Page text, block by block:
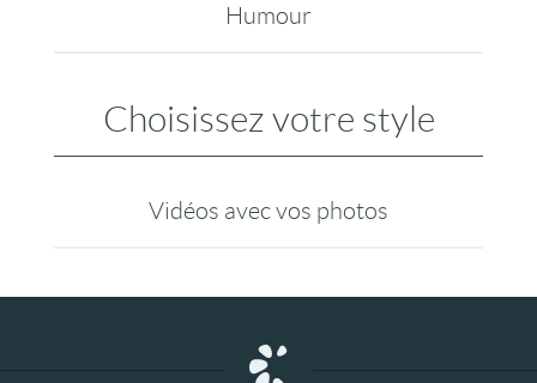
Humour
Choisissez votre style
Vidéos avec vos photos